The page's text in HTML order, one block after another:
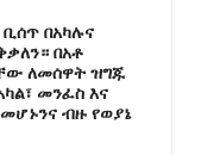
በአካሉና
በአቶ
ለመሰዋት ዝግጁ
መንፈስ እና
ብዙ የወያኔ